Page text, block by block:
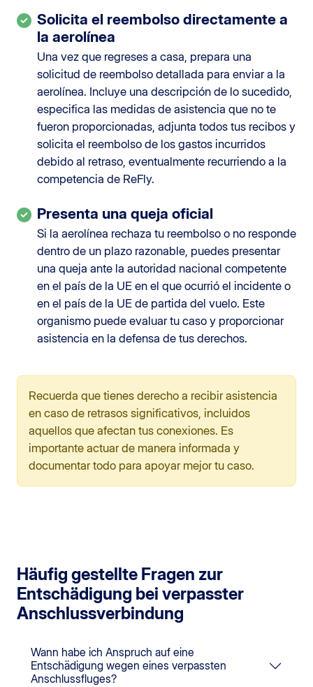
Solicita el reembolso directamente a
la aerolínea
Una vez que regreses a casa, prepara una
solicitud de reembolso detallada para enviar a la
aerolínea. Incluye una descripción de lo sucedido,
especifica las medidas de asistencia que no te
fueron proporcionadas, adjunta todos tus recibos y
solicita el reembolso de los gastos incurridos
debido al retraso, eventualmente recurriendo a la
competencia de ReFly.
Presenta una queja oficial
Si la aerolínea rechaza tu reembolso o no responde
dentro de un plazo razonable, puedes presentar
una queja ante la autoridad nacional competente
en el país de la UE en el que ocurrió el incidente o
en el país de la UE de partida del vuelo. Este
organismo puede evaluar tu caso y proporcionar
asistencia en la defensa de tus derechos.
Recuerda que tienes derecho a recibir asistencia
en caso de retrasos significativos, incluidos
aquellos que afectan tus conexiones. Es
importante actuar de manera informada y
documentar todo para apoyar mejor tu caso.
Häufig gestellte Fragen zur
Entschädigung bei verpasster
Anschlussverbindung
Wann habe ich Anspruch auf eine
Entschädigung wegen eines verpassten
Anschlussfluges?